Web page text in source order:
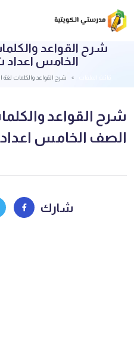
شرح القواعد
الخامس
شرح القواعد والكلمات
شرح القواعد
الصف الخامس
شارك